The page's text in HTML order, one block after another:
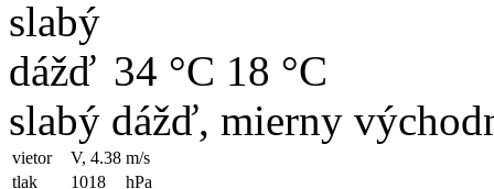
34 °C 18 °C
slabý dážď, mierny
vietor V, 4.38 m/s
tlak
1018
hPa